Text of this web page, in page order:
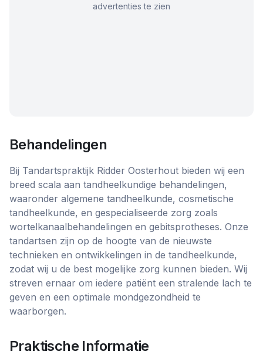
advertenties te zien
Behandelingen
Bij Tandartspraktijk Ridder Oosterhout bieden wij een
breed scala aan tandheelkundige behandelingen,
waaronder algemene tandheelkunde, cosmetische
tandheelkunde, en gespecialiseerde zorg zoals
wortelkanaalbehandelingen en gebitsprotheses. Onze
tandartsen zijn op de hoogte van de nieuwste
technieken en ontwikkelingen in de tandheelkunde,
zodat wij u de best mogelijke zorg kunnen bieden. Wij
streven ernaar om iedere patiënt een stralende lach te
geven en een optimale mondgezondheid te
waarborgen.
Praktische Informatie